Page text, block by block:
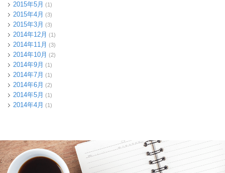
2015年5月 (1)
2015年4月 (3)
2015年3月 (3)
2014年12月 (1)
2014年11月 (3)
2014年10月 (2)
2014年9月 (1)
2014年7月 (1)
2014年6月 (2)
2014年5月 (1)
2014年4月 (1)